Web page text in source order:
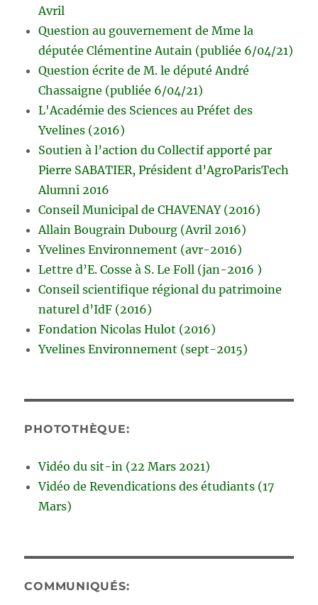
Avril
Question au gouvernement de Mme la
députée Clémentine Autain (publiée 6/04/21)
Question écrite de M. le député André
Chassaigne (publiée 6/04/21)
L'Académie des Sciences au Préfet des
Yvelines (2016)
Soutien à l’action du Collectif apporté par
Pierre SABATIER, Président d’AgroParisTech
Alumni 2016
Conseil Municipal de CHAVENAY (2016)
Allain Bougrain Dubourg (Avril 2016)
Yvelines Environnement (avr-2016)
Lettre d’E. Cosse à S. Le Foll (jan-2016 )
Conseil scientifique régional du patrimoine
naturel d’IdF (2016)
Fondation Nicolas Hulot (2016)
Yvelines Environnement (sept-2015)
PHOTOTHÈQUE:
Vidéo du sit-in (22 Mars 2021)
Vidéo de Revendications des étudiants (17
Mars)
COMMUNIQUÉS: